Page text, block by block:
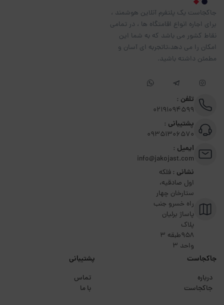
جاکجاست یک پلتفرم آنلاین هوشمند ،
برای اجاره انواع اقامتگاه ها ، در تمامی
نقاط کشور می باشد که به شما این
امکان را می دهد،تاتجربه ای آسان و
مطمئن داشته باشید.
تلفن :
02191094599
پشتیبانی :
09351306570
ایمیل :
info@jakojast.com
نشانی :فلکه
اول صادقیه،
ستارخان چهار
راه خسرو جنب
پاساژ برلیان
پلاک
۹۵۸طبقه 3
واحد 3
جاکجاست
درباره
جاکجاست
پشتیبانی
تماس
با ما